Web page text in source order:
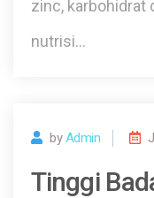
zinc, karbohidrat
nutrisi…
byAdmin
Tinggi